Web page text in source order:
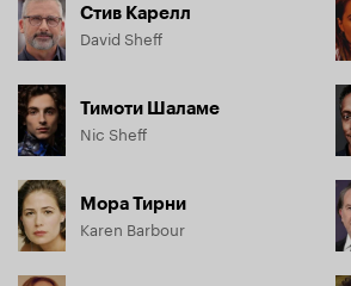
Стив Карелл
David Sheff
Тимоти Шаламе
Nic Sheff
Мора Тирни
Karen Barbour